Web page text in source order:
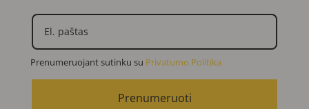
Prenumeruojant sutinku su Privatumo Politika
Prenumeruoti